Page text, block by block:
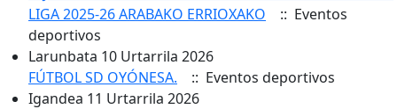
LIGA 2025-26 ARABAKO ERRIOXAKO
:: Eventos
deportivos
Larunbata 10 Urtarrila 2026
FÚTBOL SD OYÓNESA.
:: Eventos deportivos
Igandea 11 Urtarrila 2026